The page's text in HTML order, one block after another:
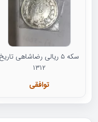
سکه ۵ ریالی رضاشاهی تاریخ
۱۳۱۲
توافقی